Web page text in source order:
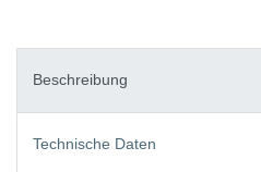
Beschreibung
Technische Daten